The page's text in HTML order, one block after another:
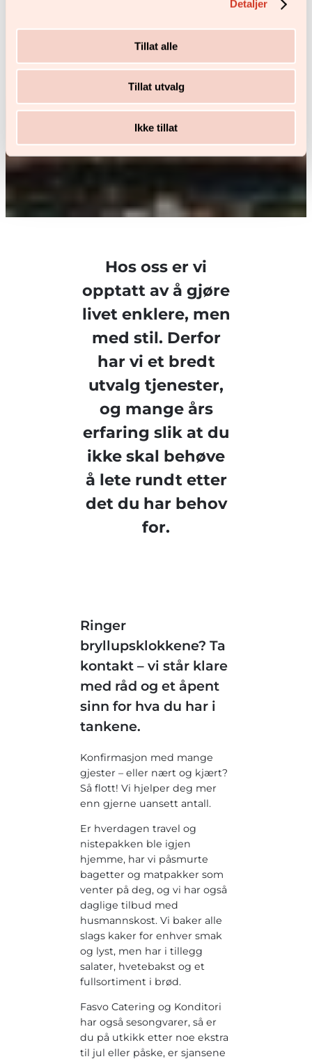
Detaljer
Tillat alle
Tillat utvalg
Ikke tillat
Hos oss er vi
opptatt av å gjøre
livet enklere, men
med stil. Derfor
har vi et bredt
utvalg tjenester,
og mange års
erfaring slik at du
ikke skal behøve
å lete rundt etter
det du har behov
for.
Ringer
bryllupsklokkene? Ta
kontakt – vi står klare
med råd og et åpent
sinn for hva du har i
tankene.
Konfirmasjon med mange
gjester – eller nært og kjært?
Så flott! Vi hjelper deg mer
enn gjerne uansett antall.
Er hverdagen travel og
nistepakken ble igjen
hjemme, har vi påsmurte
bagetter og matpakker som
venter på deg, og vi har også
daglige tilbud med
husmannskost. Vi baker alle
slags kaker for enhver smak
og lyst, men har i tillegg
salater, hvetebakst og et
fullsortiment i brød.
Fasvo Catering og Konditori
har også sesongvarer, så er
du på utkikk etter noe ekstra
til jul eller påske, er sjansene